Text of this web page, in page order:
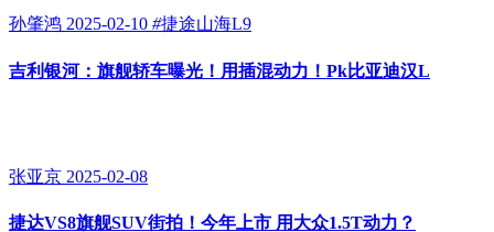
孙肇鸿 2025-02-10 #捷途山海L9
吉利银河：旗舰轿车曝光！用插混动力！Pk比亚迪汉L
张亚京 2025-02-08
捷达VS8旗舰SUV街拍！今年上市 用大众1.5T动力？